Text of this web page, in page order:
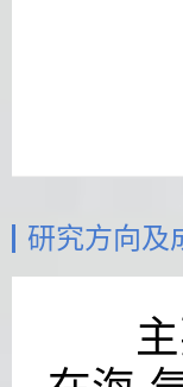
研究方向及
主